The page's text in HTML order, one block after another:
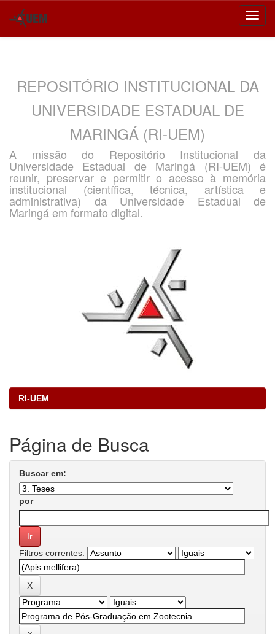
REPOSITÓRIO INSTITUCIONAL DA
UNIVERSIDADE ESTADUAL DE
MARINGÁ (RI-UEM)
A missão do Repositório Institucional da
Universidade Estadual de Maringá (RI-UEM) é
reunir, preservar e permitir o acesso à memória
institucional (científica, técnica, artística e
administrativa) da Universidade Estadual de
Maringá em formato digital.
RI-UEM
Página de Busca
Buscar em:
por
Filtros correntes: